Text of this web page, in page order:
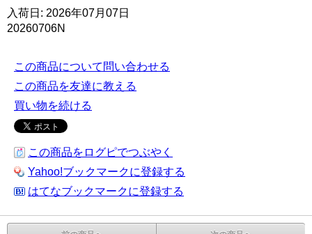
入荷日: 2026年07月07日
20260706N
この商品について問い合わせる
この商品を友達に教える
買い物を続ける
この商品をログピでつぶやく
Yahoo!ブックマークに登録する
はてなブックマークに登録する